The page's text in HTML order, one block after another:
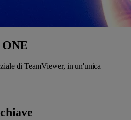
ONE
di TeamViewer, in un'unica